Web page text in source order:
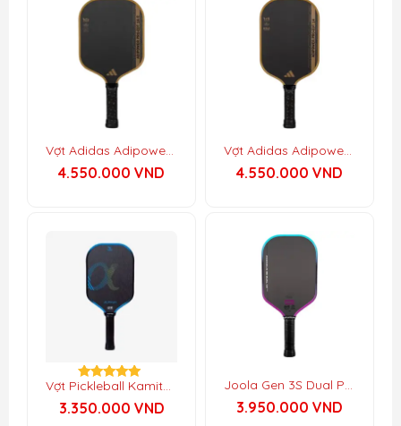
Vợt Adidas Adipower Pro-EDT C (Wide-Body)
4.550.000 VND
Vợt Adidas Adipower Pro-EDT (Elongated)
4.550.000 VND
Được xếp
hạng
5.00
Vợt Pickleball Kamito Alpha 2
3.350.000 VND
Joola Gen 3S Dual Perseus
3.950.000 VND